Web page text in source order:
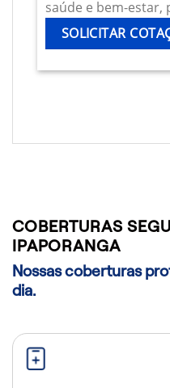
saúde e bem-estar,
SOLICITAR
COBERTURAS
IPAPORANGA
Nossas coberturas
dia.